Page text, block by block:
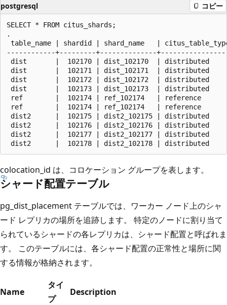
postgresql コピー
SELECT * FROM citus_shards;
.
table_name | shardid | shard_name   |
------------+---------+--------------
dist       |  102170 | dist_102170  | distributed
dist       |  102171 | dist_102171  | distributed
dist       |  102172 | dist_102172  | distributed
dist       |  102173 | dist_102173  | distributed
ref        |  102174 | ref_102174   | reference
ref        |  102174 | ref_102174   | reference
dist2      |  102175 | dist2_102175 |
dist2      |  102176 | dist2_102176 |
dist2      |  102177 | dist2_102177 |
colocation_id は、コロケーション グループを表します。
シャード配置テーブル
pg_dist_placement テーブルでは、ワーカー ノード上のシャ
ード レプリカの場所を追跡します。 特定のノードに割り当て
られているシャードの各レプリカは、シャード配置と呼ばれま
す。 このテーブルには、各シャード配置の正常性と場所に関
する情報が格納されます。
Name
タイ
プ
Description